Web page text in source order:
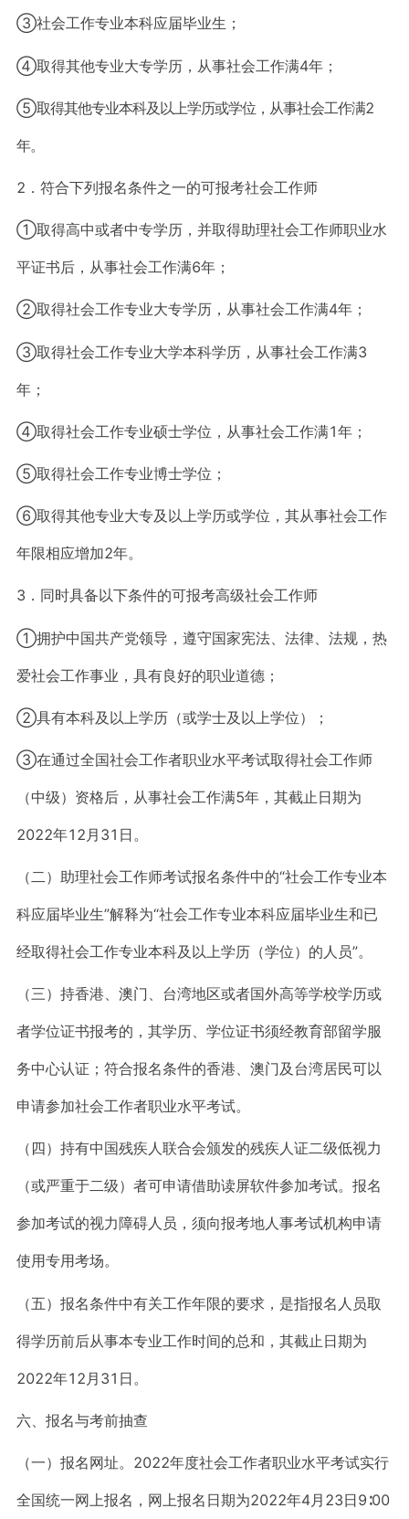
③社会工作专业本科应届毕业生；
④取得其他专业大专学历，从事社会工作满4年；
⑤取得其他专业本科及以上学历或学位，从事社会工作满2
年。
2．符合下列报名条件之一的可报考社会工作师
①取得高中或者中专学历，并取得助理社会工作师职业水
平证书后，从事社会工作满6年；
②取得社会工作专业大专学历，从事社会工作满4年；
③取得社会工作专业大学本科学历，从事社会工作满3
年；
④取得社会工作专业硕士学位，从事社会工作满1年；
⑤取得社会工作专业博士学位；
⑥取得其他专业大专及以上学历或学位，其从事社会工作
年限相应增加2年。
3．同时具备以下条件的可报考高级社会工作师
①拥护中国共产党领导，遵守国家宪法、法律、法规，热
爱社会工作事业，具有良好的职业道德；
②具有本科及以上学历（或学士及以上学位）；
③在通过全国社会工作者职业水平考试取得社会工作师
（中级）资格后，从事社会工作满5年，其截止日期为
2022年12月31日。
（二）助理社会工作师考试报名条件中的“社会工作专业本
科应届毕业生”解释为“社会工作专业本科应届毕业生和已
经取得社会工作专业本科及以上学历（学位）的人员”。
（三）持香港、澳门、台湾地区或者国外高等学校学历或
者学位证书报考的，其学历、学位证书须经教育部留学服
务中心认证；符合报名条件的香港、澳门及台湾居民可以
申请参加社会工作者职业水平考试。
（四）持有中国残疾人联合会颁发的残疾人证二级低视力
（或严重于二级）者可申请借助读屏软件参加考试。报名
参加考试的视力障碍人员，须向报考地人事考试机构申请
使用专用考场。
（五）报名条件中有关工作年限的要求，是指报名人员取
得学历前后从事本专业工作时间的总和，其截止日期为
2022年12月31日。
六、报名与考前抽查
（一）报名网址。2022年度社会工作者职业水平考试实行
全国统一网上报名，网上报名日期为2022年4月23日9∶00